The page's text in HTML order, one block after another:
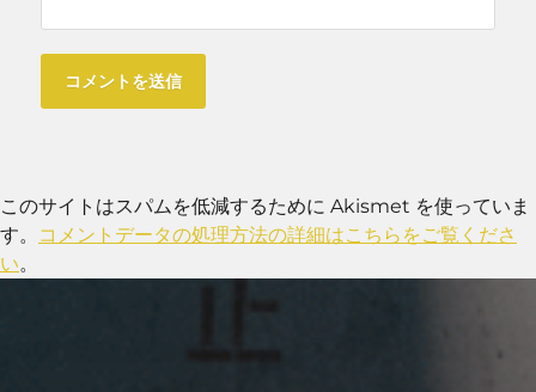
このサイトはスパムを低減するために Akismet を使っていま
す。
コメントデータの処理方法の詳細はこちらをご覧くださ
い。